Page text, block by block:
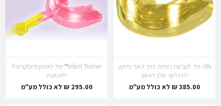
I3N -סד לקביעת נשימה דרך האף ותיקון
הרגלים- שלב ראשון
385.00 ₪ לא כולל מע"מ
Infant Trainer™-סד לאימון מיופקציונלי
לתינוקות
295.00 ₪ לא כולל מע"מ